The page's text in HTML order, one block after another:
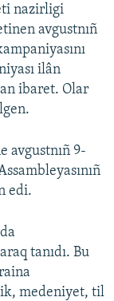
nazirligi
avgustnıñ
ilân
ibaret. Olar
avgustnıñ 9-
edi.
tanıdı. Bu
medeniyet, til